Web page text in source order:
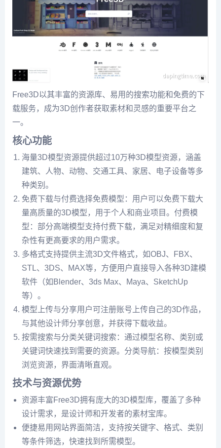
Free3D以其丰富的资源库、易用的搜索功能和免费的下
载服务，成为3D创作者获取素材和灵感的重要平台之
一。
核心功能
海量3D模型资源提供超过10万种3D模型资源，涵盖
建筑、人物、动物、交通工具、家居、电子设备等多
种类别。
免费下载与付费选择免费模型：用户可以免费下载大
量高质量的3D模型，用于个人和商业项目。付费模
型：部分高端模型支持付费下载，满足对精细度和复
杂性有更高要求的用户需求。
多格式支持提供主流3D文件格式，如OBJ、FBX、
STL、3DS、MAX等，方便用户直接导入各种3D建模
软件（如Blender、3ds Max、Maya、SketchUp
等）。
模型上传与分享用户可注册账号上传自己的3D作品，
与其他设计师分享创意，并获得下载收益。
按需搜索与分类关键词搜索：通过模型名称、类别或
关键词快速找到需要的资源。分类导航：按模型类别
浏览资源，界面清晰直观。
技术与资源优势
资源丰富Free3D拥有庞大的3D模型库，覆盖了多种
设计需求，是设计师和开发者的素材宝库。
便捷易用网站界面简洁，支持按关键字、格式、类别
等条件筛选，快速找到所需模型。